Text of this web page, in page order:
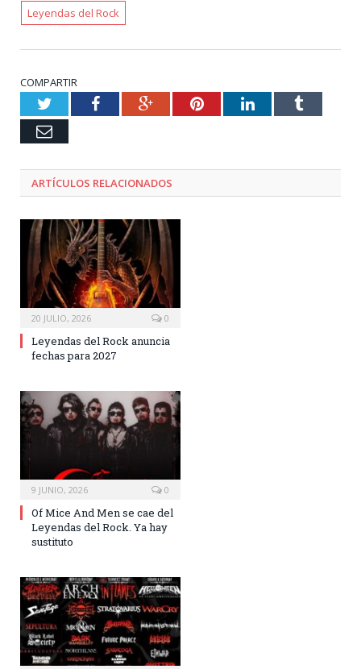
Leyendas del Rock
COMPARTIR
TwitterFacebookGoogle+PinterestLinkedInTumblr
Email
ARTÍCULOS RELACIONADOS
20 JULIO, 2026 0
Leyendas del Rock anuncia
fechas para 2027
9 JUNIO, 2026 0
Of Mice And Men se cae del
Leyendas del Rock. Ya hay
sustituto